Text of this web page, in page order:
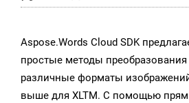
Aspose.Words Cloud SDK
простые методы
различные форматы
выше для XLTM. С помощью